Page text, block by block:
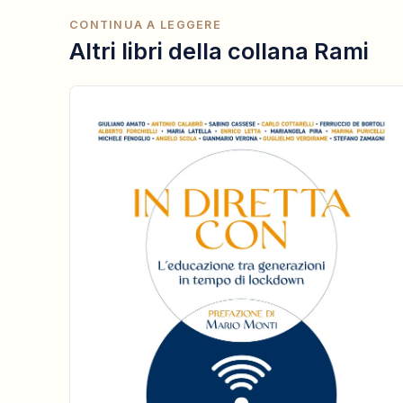
CONTINUA A LEGGERE
Altri libri della collana Rami